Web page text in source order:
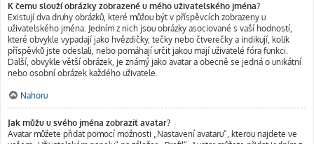
K čemu slouží obrázky zobrazené u mého uživatelského jména?
Existují dva druhy obrázků, které můžou být v příspěvcích zobrazeny u
uživatelského jména. Jedním z nich jsou obrázky asociované s vaší hodností,
které obvykle vypadají jako hvězdičky, tečky nebo čtverečky a indikují, kolik
příspěvků jste odeslali, nebo pomáhají určit jakou mají uživatelé fóra funkci.
Další, obvykle větší obrázek, je známý jako avatar a obecně se jedná o unikátní
nebo osobní obrázek každého uživatele.
Nahoru
Jak můžu u svého jména zobrazit avatar?
Avatar můžete přidat pomocí možnosti „Nastavení avataru“, kterou najdete ve